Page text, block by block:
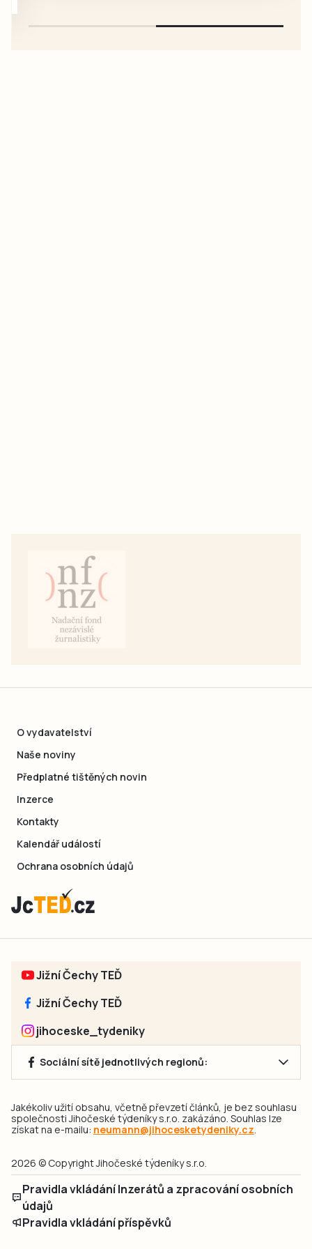
O vydavatelství
Naše noviny
Předplatné tištěných novin
Inzerce
Kontakty
Kalendář událostí
Ochrana osobních údajů
Jižní Čechy TEĎ
Jižní Čechy TEĎ
jihoceske_tydeniky
Sociální sítě jednotlivých regionů:
Jakékoliv užití obsahu, včetně převzetí článků, je bez souhlasu
společnosti Jihočeské týdeníky s.r.o. zakázáno. Souhlas lze
získat na e-mailu: neumann@jihocesketydeniky.cz
2026 © Copyright Jihočeské týdeníky s.r.o.
Pravidla vkládání Inzerátů a zpracování osobních
údajů
Pravidla vkládání příspěvků